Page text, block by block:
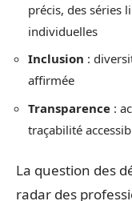
précis, des séries
individuelles
Inclusion :
affirmée
Transparence :
traçabilité
La question des
radar des